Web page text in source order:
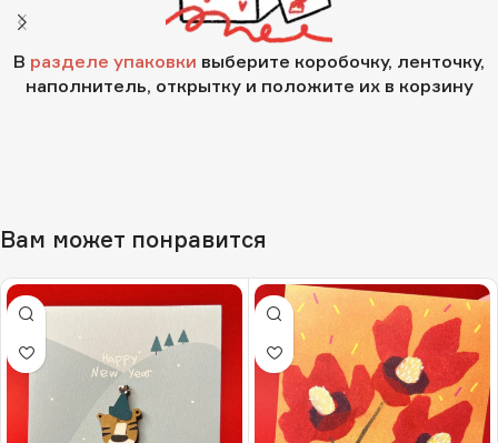
В разделе упаковки выберите коробочку, ленточку,
наполнитель, открытку и положите их в корзину
Вам может понравится